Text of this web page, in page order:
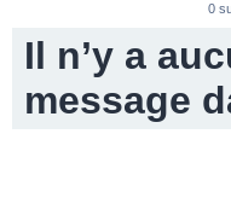
0
Il n’y a
message